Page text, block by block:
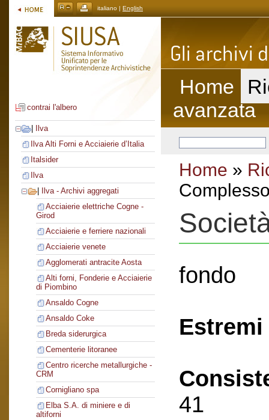
italiano | English
contrai l'albero
Ilva
Ilva Alti Forni e Acciaierie d’Italia
Italsider
Ilva
Ilva - Archivi aggregati
Acciaierie elettriche Cogne -
Girod
Acciaierie e ferriere nazionali
Acciaierie venete
Agglomerati antracite Aosta
Alti forni, Fonderie e Acciaierie
di Piombino
Ansaldo Cogne
Ansaldo Coke
Breda siderurgica
Cementerie litoranee
Centro ricerche metallurgiche -
CRM
Cornigliano spa
Elba S.A. di miniere e di
altiforni
Home
avanzata
Home »
fondo
41